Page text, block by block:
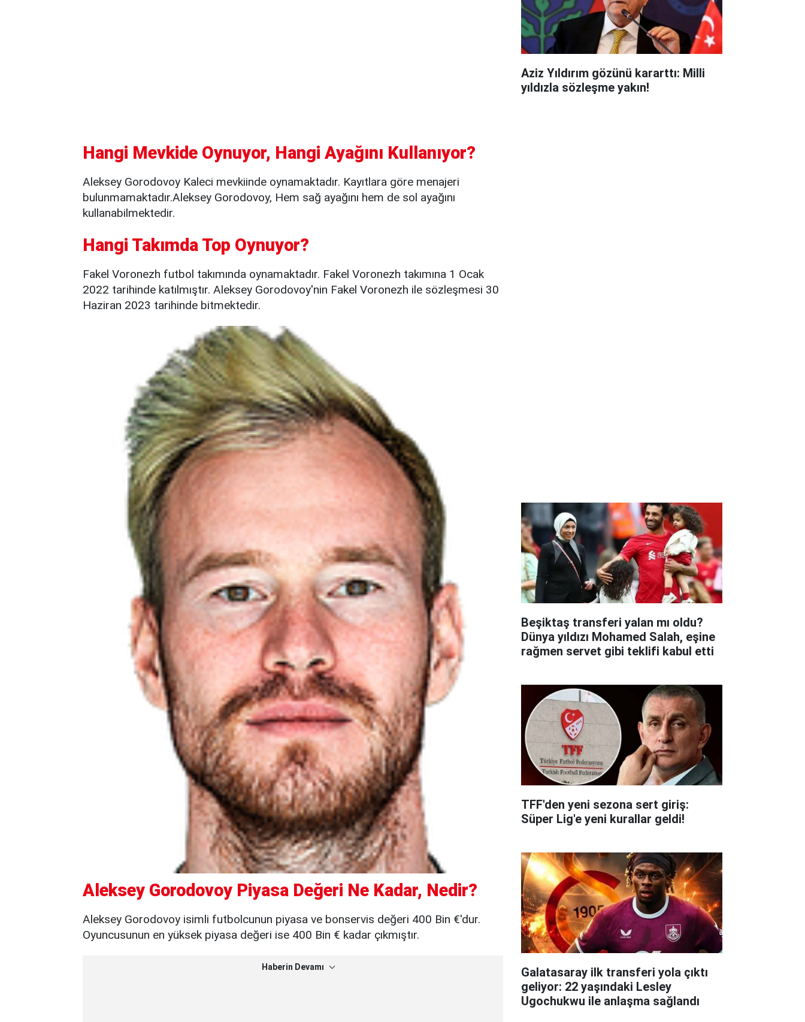
Hangi Mevkide Oynuyor, Hangi Ayağını Kullanıyor?
Aleksey Gorodovoy Kaleci mevkiinde oynamaktadır. Kayıtlara göre menajeri
bulunmamaktadır.Aleksey Gorodovoy, Hem sağ ayağını hem de sol ayağını
kullanabilmektedir.
Hangi Takımda Top Oynuyor?
Fakel Voronezh futbol takımında oynamaktadır. Fakel Voronezh takımına 1 Ocak
2022 tarihinde katılmıştır. Aleksey Gorodovoy'nin Fakel Voronezh ile sözleşmesi 30
Haziran 2023 tarihinde bitmektedir.
Aleksey Gorodovoy Piyasa Değeri Ne Kadar, Nedir?
Aleksey Gorodovoy isimli futbolcunun piyasa ve bonservis değeri 400 Bin €'dur.
Oyuncusunun en yüksek piyasa değeri ise 400 Bin € kadar çıkmıştır.
Haberin Devamı
Aziz Yıldırım gözünü kararttı: Milli
yıldızla sözleşme yakın!
Beşiktaş transferi yalan mı oldu?
Dünya yıldızı Mohamed Salah, eşine
rağmen servet gibi teklifi kabul etti
TFF'den yeni sezona sert giriş:
Süper Lig'e yeni kurallar geldi!
Galatasaray ilk transferi yola çıktı
geliyor: 22 yaşındaki Lesley
Ugochukwu ile anlaşma sağlandı